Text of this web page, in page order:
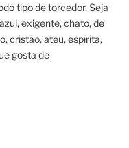
tipo de torcedor. Seja
exigente, chato, de
cristão, ateu, espírita,
gosta de